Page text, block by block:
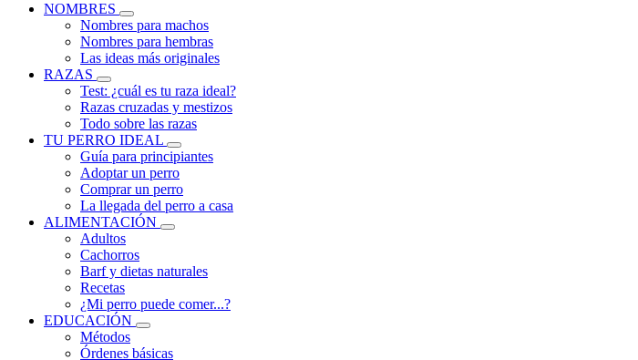
NOMBRES
Nombres para machos
Nombres para hembras
Las ideas más originales
RAZAS
Test: ¿cuál es tu raza ideal?
Razas cruzadas y mestizos
Todo sobre las razas
TU PERRO IDEAL
Guía para principiantes
Adoptar un perro
Comprar un perro
La llegada del perro a casa
ALIMENTACIÓN
Adultos
Cachorros
Barf y dietas naturales
Recetas
¿Mi perro puede comer...?
EDUCACIÓN
Métodos
Órdenes básicas